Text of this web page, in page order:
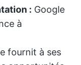
: Google
à
fournit à ses